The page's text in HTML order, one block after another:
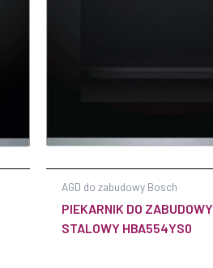
AGD do zabudowy Bosch
PIEKARNIK DO ZABUDOWY
STALOWY HBA554YS0